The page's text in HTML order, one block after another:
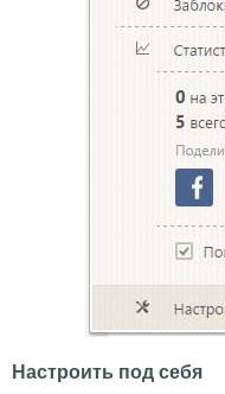
Настроить под себя